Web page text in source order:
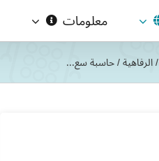
معلومات
/الرفاهية/حاسبة سع...